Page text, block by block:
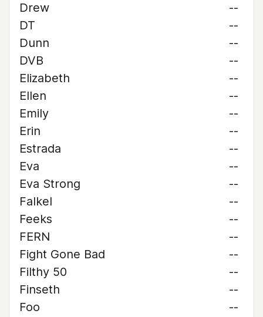
Drew
--
DT
--
Dunn
--
DVB
--
Elizabeth
--
Ellen
--
Emily
--
Erin
--
Estrada
--
Eva
--
Eva Strong
--
Falkel
--
Feeks
--
FERN
--
Fight Gone Bad
--
Filthy 50
--
Finseth
--
Foo
--